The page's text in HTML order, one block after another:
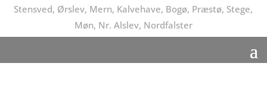
Stensved, Ørslev, Mern, Kalvehave, Bogø, Præstø, Stege,
Møn, Nr. Alslev, Nordfalster